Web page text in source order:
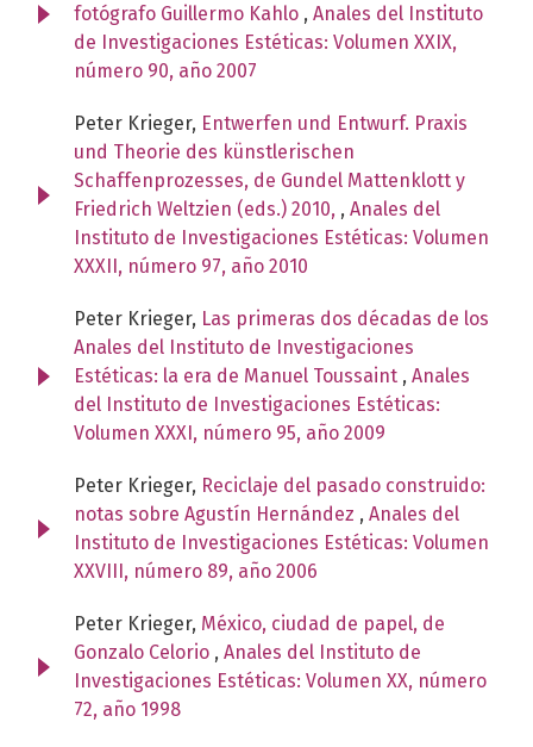
fotógrafo Guillermo Kahlo , Anales del Instituto
de Investigaciones Estéticas: Volumen XXIX,
número 90, año 2007
Peter Krieger, Entwerfen und Entwurf. Praxis
und Theorie des künstlerischen
Schaffenprozesses, de Gundel Mattenklott y
Friedrich Weltzien (eds.) 2010, , Anales del
Instituto de Investigaciones Estéticas: Volumen
XXXII, número 97, año 2010
Peter Krieger, Las primeras dos décadas de los
Anales del Instituto de Investigaciones
Estéticas: la era de Manuel Toussaint , Anales
del Instituto de Investigaciones Estéticas:
Volumen XXXI, número 95, año 2009
Peter Krieger, Reciclaje del pasado construido:
notas sobre Agustín Hernández , Anales del
Instituto de Investigaciones Estéticas: Volumen
XXVIII, número 89, año 2006
Peter Krieger, México, ciudad de papel, de
Gonzalo Celorio , Anales del Instituto de
Investigaciones Estéticas: Volumen XX, número
72, año 1998